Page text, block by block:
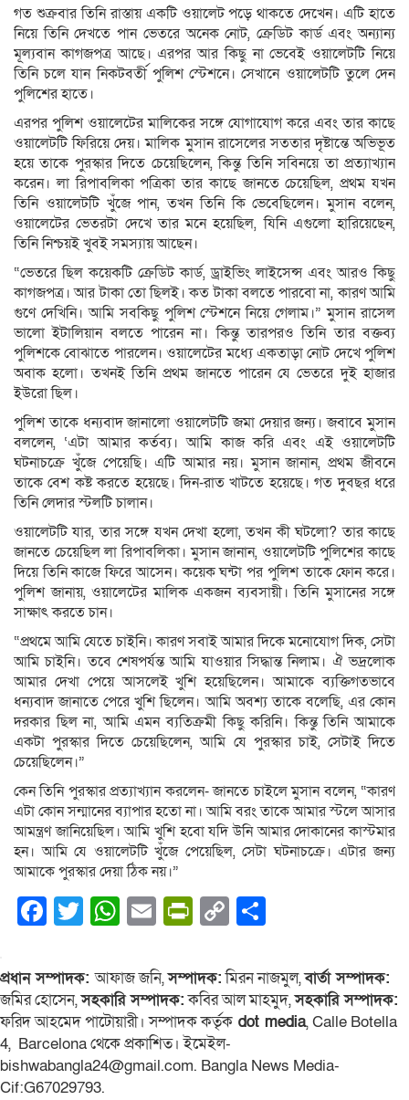
গত শুক্রবার তিনি রাস্তায় একটি ওয়ালেট পড়ে থাকতে দেখেন। এটি হাতে
নিয়ে তিনি দেখতে পান ভেতরে অনেক নোট, ক্রেডিট কার্ড এবং অন্যান্য
মূল্যবান কাগজপত্র আছে। এরপর আর কিছু না ভেবেই ওয়ালেটটি নিয়ে
তিনি চলে যান নিকটবর্তী পুলিশ স্টেশনে। সেখানে ওয়ালেটটি তুলে দেন
পুলিশের হাতে।
এরপর পুলিশ ওয়ালেটের মালিকের সঙ্গে যোগাযোগ করে এবং তার কাছে
ওয়ালেটটি ফিরিয়ে দেয়। মালিক মুসান রাসেলের সততার দৃষ্টান্তে অভিভূত
হয়ে তাকে পুরস্কার দিতে চেয়েছিলেন, কিন্তু তিনি সবিনয়ে তা প্রত্যাখ্যান
করেন। লা রিপাবলিকা পত্রিকা তার কাছে জানতে চেয়েছিল, প্রথম যখন
তিনি ওয়ালেটটি খুঁজে পান, তখন তিনি কি ভেবেছিলেন। মুসান বলেন,
ওয়ালেটের ভেতরটা দেখে তার মনে হয়েছিল, যিনি এগুলো হারিয়েছেন,
তিনি নিশ্চয়ই খুবই সমস্যায় আছেন।
“ভেতরে ছিল কয়েকটি ক্রেডিট কার্ড, ড্রাইভিং লাইসেন্স এবং আরও কিছু
কাগজপত্র। আর টাকা তো ছিলই। কত টাকা বলতে পারবো না, কারণ আমি
গুণে দেখিনি। আমি সবকিছু পুলিশ স্টেশনে নিয়ে গেলাম।” মুসান রাসেল
ভালো ইটালিয়ান বলতে পারেন না। কিন্তু তারপরও তিনি তার বক্তব্য
পুলিশকে বোঝাতে পারলেন। ওয়ালেটের মধ্যে একতাড়া নোট দেখে পুলিশ
অবাক হলো। তখনই তিনি প্রথম জানতে পারেন যে ভেতরে দুই হাজার
ইউরো ছিল।
পুলিশ তাকে ধন্যবাদ জানালো ওয়ালেটটি জমা দেয়ার জন্য। জবাবে মুসান
বললেন, ‘এটা আমার কর্তব্য। আমি কাজ করি এবং এই ওয়ালেটটি
ঘটনাচক্রে খুঁজে পেয়েছি। এটি আমার নয়। মুসান জানান, প্রথম জীবনে
তাকে বেশ কষ্ট করতে হয়েছে। দিন-রাত খাটতে হয়েছে। গত দুবছর ধরে
তিনি লেদার স্টলটি চালান।
ওয়ালেটটি যার, তার সঙ্গে যখন দেখা হলো, তখন কী ঘটলো? তার কাছে
জানতে চেয়েছিল লা রিপাবলিকা। মুসান জানান, ওয়ালেটটি পুলিশের কাছে
দিয়ে তিনি কাজে ফিরে আসেন। কয়েক ঘন্টা পর পুলিশ তাকে ফোন করে।
পুলিশ জানায়, ওয়ালেটের মালিক একজন ব্যবসায়ী। তিনি মুসানের সঙ্গে
সাক্ষাৎ করতে চান।
“প্রথমে আমি যেতে চাইনি। কারণ সবাই আমার দিকে মনোযোগ দিক, সেটা
আমি চাইনি। তবে শেষপর্যন্ত আমি যাওয়ার সিদ্ধান্ত নিলাম। ঐ ভদ্রলোক
আমার দেখা পেয়ে আসলেই খুশি হয়েছিলেন। আমাকে ব্যক্তিগতভাবে
ধন্যবাদ জানাতে পেরে খুশি ছিলেন। আমি অবশ্য তাকে বলেছি, এর কোন
দরকার ছিল না, আমি এমন ব্যতিক্রমী কিছু করিনি। কিন্তু তিনি আমাকে
একটা পুরস্কার দিতে চেয়েছিলেন, আমি যে পুরস্কার চাই, সেটাই দিতে
চেয়েছিলেন।”
কেন তিনি পুরস্কার প্রত্যাখ্যান করলেন- জানতে চাইলে মুসান বলেন, “কারণ
এটা কোন সন্মানের ব্যাপার হতো না। আমি বরং তাকে আমার স্টলে আসার
আমন্ত্রণ জানিয়েছিল। আমি খুশি হবো যদি উনি আমার দোকানের কাস্টমার
হন। আমি যে ওয়ালেটটি খুঁজে পেয়েছিল, সেটা ঘটনাচক্রে। এটার জন্য
আমাকে পুরস্কার দেয়া ঠিক নয়।”
Facebook
Twitter
WhatsApp
EmailPrintFriendly
Copy
প্রধান সম্পাদক:আফাজ জনি,সম্পাদক:মিরন নাজমুল,বার্তা সম্পাদক:
জমির হোসেন,সহকারি সম্পাদক:কবির আল মাহমুদ,সহকারি সম্পাদক:
ফরিদ আহমেদ পাটোয়ারী। সম্পাদক কর্তৃক dot media, Calle Botella
4, Barcelona থেকে প্রকাশিত। ইমেইল-
bishwabangla24@gmail.com. Bangla News Media-
Cif:G67029793.